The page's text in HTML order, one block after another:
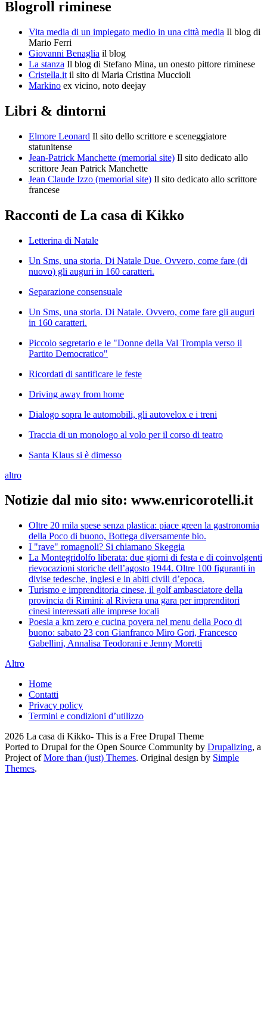
Blogroll riminese
Vita media di un impiegato medio in una città media Il blog di
Mario Ferri
Giovanni Benaglia il blog
La stanza Il blog di Stefano Mina, un onesto pittore riminese
Cristella.it il sito di Maria Cristina Muccioli
Markino ex vicino, noto deejay
Libri & dintorni
Elmore Leonard Il sito dello scrittore e sceneggiatore
statunitense
Jean-Patrick Manchette (memorial site) Il sito dedicato allo
scrittore Jean Patrick Manchette
Jean Claude Izzo (memorial site) Il sito dedicato allo scrittore
francese
Racconti de La casa di Kikko
Letterina di Natale
Un Sms, una storia. Di Natale Due. Ovvero, come fare (di
nuovo) gli auguri in 160 caratteri.
Separazione consensuale
Un Sms, una storia. Di Natale. Ovvero, come fare gli auguri
in 160 caratteri.
Piccolo segretario e le "Donne della Val Trompia verso il
Partito Democratico"
Ricordati di santificare le feste
Driving away from home
Dialogo sopra le automobili, gli autovelox e i treni
Traccia di un monologo al volo per il corso di teatro
Santa Klaus si è dimesso
altro
Notizie dal mio sito: www.enricorotelli.it
Oltre 20 mila spese senza plastica: piace green la gastronomia
della Poco di buono, Bottega diversamente bio.
I "rave" romagnoli? Si chiamano Skeggia
La Montegridolfo liberata: due giorni di festa e di coinvolgenti
rievocazioni storiche dell’agosto 1944. Oltre 100 figuranti in
divise tedesche, inglesi e in abiti civili d’epoca.
Turismo e imprenditoria cinese, il golf ambasciatore della
provincia di Rimini: al Riviera una gara per imprenditori
cinesi interessati alle imprese locali
Poesia a km zero e cucina povera nel menu della Poco di
buono: sabato 23 con Gianfranco Miro Gori, Francesco
Gabellini, Annalisa Teodorani e Jenny Moretti
Altro
Home
Contatti
Privacy policy
Termini e condizioni d’utilizzo
2026 La casa di Kikko- This is a Free Drupal Theme
Ported to Drupal for the Open Source Community by Drupalizing, a
Project ofMore than (just) Themes. Original design by Simple
Themes.